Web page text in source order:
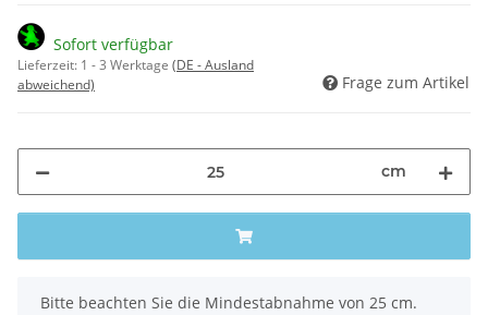
Sofort verfügbar
Lieferzeit: 1 - 3 Werktage (DE - Ausland
abweichend)
Frage zum Artikel
cm
x
Bitte beachten Sie die Mindestabnahme von 25 cm.